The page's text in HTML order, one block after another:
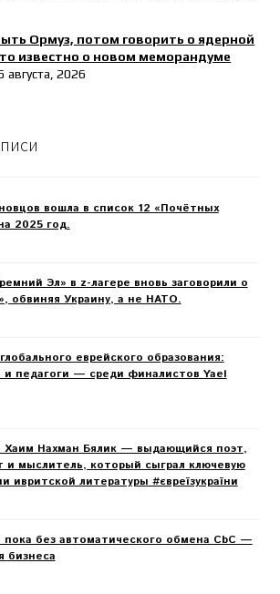
Ормуз, потом говорить о ядерной
известно о новом меморандуме
августа, 2026
вошла в список 12 «Почётных
2025 год.
Эл» в z-лагере вновь заговорили о
обвиняя Украину, а не НАТО.
еврейского образования:
и педагоги — среди финалистов Yael
Хаим Нахман Бялик — выдающийся поэт,
и мыслитель, который сыграл ключевую
ивритской литературы #євреїзукраїни
пока без автоматического обмена CbC —
бизнеса